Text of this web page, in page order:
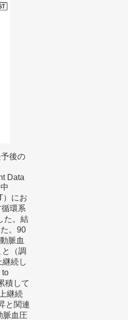
後の
Data
）にお
環系
た。結
。90
脈血
（調
続し
to
積して
継続
と関連
脈血圧